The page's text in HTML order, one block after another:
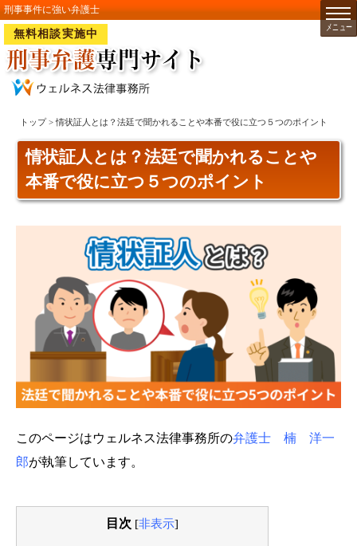
刑事事件に強い弁護士
無料相談実施中
トップ > 情状証人とは？法廷で聞かれることや本番で役に立つ５つのポイント
情状証人とは？法廷で聞かれることや
本番で役に立つ５つのポイント
このページはウェルネス法律事務所の弁護士 楠 洋一
郎が執筆しています。
目次 [非表示]